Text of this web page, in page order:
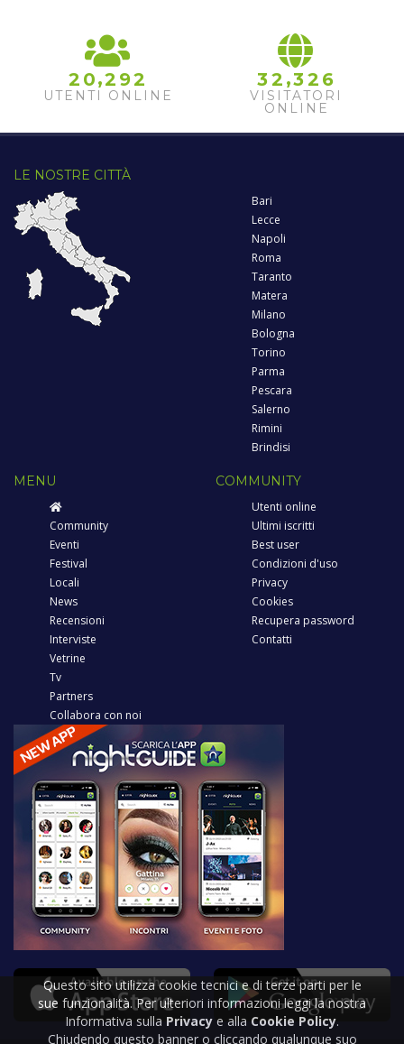
2 0,2 92
UTENTI ONLINE
32 ,32 6
VISITATORI
ONLINE
LE NOSTRE CITTÀ
Bari
Lecce
Napoli
Roma
Taranto
Matera
Milano
Bologna
Torino
Parma
Pescara
Salerno
Rimini
Brindisi
MENU
Community
Eventi
Festival
Locali
News
Recensioni
Interviste
Vetrine
Tv
Partners
Collabora con noi
COMMUNITY
Utenti online
Ultimi iscritti
Best user
Condizioni d'uso
Privacy
Cookies
Recupera password
Contatti
Questo sito utilizza cookie tecnici e di terze parti per le
sue funzionalità. Per ulteriori informazioni leggi la nostra
Informativa sulla Privacy e alla Cookie Policy.
Chiudendo questo banner o cliccando qualunque suo